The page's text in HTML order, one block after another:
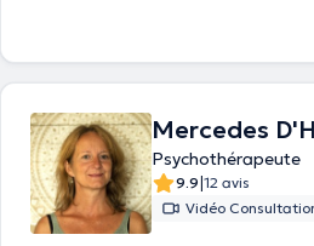
Mercedes
Psychothérapeute
9.9|12 avis
Vidéo